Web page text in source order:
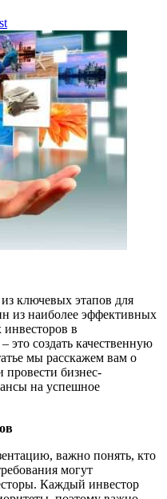
ключевых этапов для
из наиболее эффективных
в
это создать качественную
мы расскажем вам о
провести бизнес-
на успешное
важно понять, кто
могут
Каждый инвестор